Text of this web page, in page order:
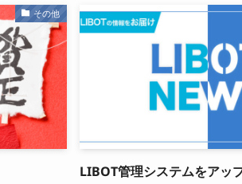
その他
LIBOT管理システムをアッ